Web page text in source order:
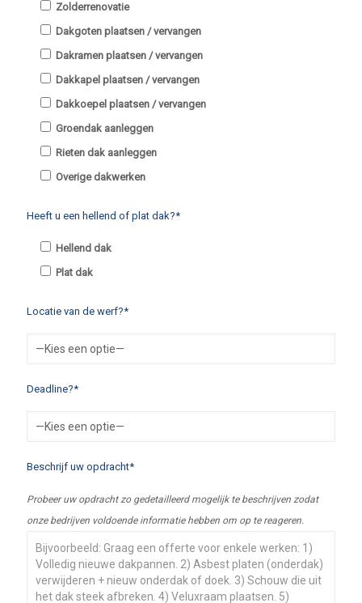
Zolderrenovatie
Dakgoten plaatsen / vervangen
Dakramen plaatsen / vervangen
Dakkapel plaatsen / vervangen
Dakkoepel plaatsen / vervangen
Groendak aanleggen
Rieten dak aanleggen
Overige dakwerken
Heeft u een hellend of plat dak?*
Hellend dak
Plat dak
Locatie van de werf?*
Deadline?*
Beschrijf uw opdracht*
Probeer uw opdracht zo gedetailleerd mogelijk te beschrijven zodat
onze bedrijven voldoende informatie hebben om op te reageren.